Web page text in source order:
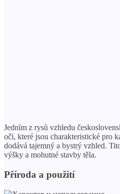
Jedním z rysů vzhledu
oči, které jsou charakteristické pro
dodává tajemný a bystrý vzhled.
výšky a mohutné stavby těla.
Příroda a použití